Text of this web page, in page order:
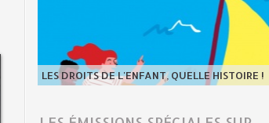
LES DROITS DE L'ENFANT, QUELLE HISTOIRE !